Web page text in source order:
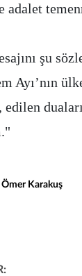
adalet
şu
Ayı’nın
edilen
Ömer Karakuş